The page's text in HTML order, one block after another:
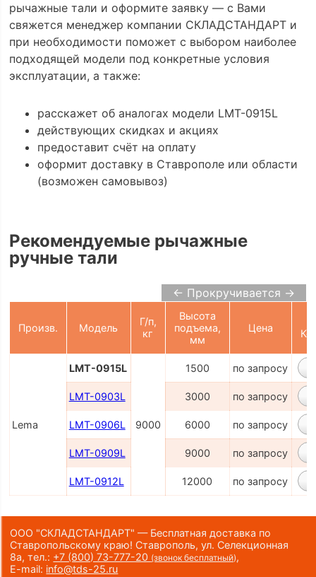
рычажные тали и оформите заявку — с Вами
свяжется менеджер компании СКЛАДСТАНДАРТ и
при необходимости поможет с выбором наиболее
подходящей модели под конкретные условия
эксплуатации, а также:
расскажет об аналогах модели LMT-0915L
действующих скидках и акциях
предоставит счёт на оплату
оформит доставку в Ставрополе или области
(возможен самовывоз)
Рекомендуемые рычажные
ручные тали
← Прокручивается →
Произв. Модель
Г/п,
кг
Высота
подъема,
мм
Цена
Lema
LMT-0915L
9000
1500 по запросу
LMT-0903L 3000 по запросу
LMT-0906L 6000 по запросу
LMT-0909L 9000 по запросу
LMT-0912L 12000 по запросу
ООО "СКЛАДСТАНДАРТ" — Бесплатная доставка по
Ставропольскому краю! Ставрополь, ул. Селекционная
8а,тел.: +7 (800) 73-777-20 (звонок бесплатный),
E-mail: info@tds-25.ru